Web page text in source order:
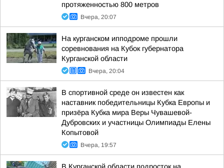
протяженностью 800 метров
Вчера, 20:07
На курганском ипподроме прошли
соревнования на Кубок губернатора
Курганской области
Вчера, 20:04
В спортивной среде он известен как
наставник победительницы Кубка Европы и
призёра Кубка мира Веры Чувашевой-
Дубровских и участницы Олимпиады Елены
Копытовой
Вчера, 19:57